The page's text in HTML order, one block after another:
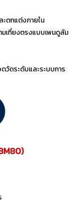
ตกแต่งภายใน
เที่ยงตรงแบบเพนดูลัม
ดระดับและระบบการ